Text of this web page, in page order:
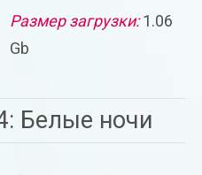
Размер загрузки:1.06
Gb
Белые ночи